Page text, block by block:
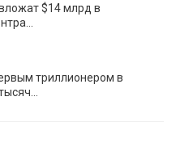
$14 млрд в
триллионером в